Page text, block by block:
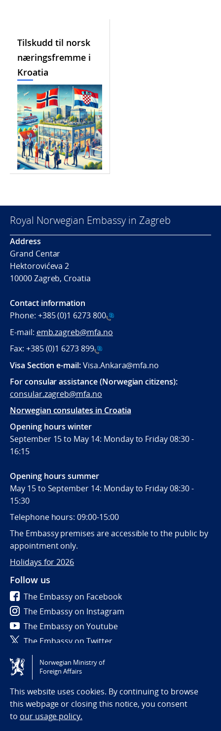
Tilskudd til norsk
næringsfremme i
Kroatia
Royal Norwegian Embassy in Zagreb
Address
Grand Centar
Hektorovićeva 2
10000 Zagreb, Croatia
Contact information
Phone: +385 (0)1 6273 800
E-mail: emb.zagreb@mfa.no
Fax: +385 (0)1 6273 899
Visa Section e-mail:Visa.Ankara@mfa.no
For consular assistance (Norwegian citizens):
consular.zagreb@mfa.no
Norwegian consulates in Croatia
Opening hours winter
September 15 to May 14: Monday to Friday 08:30 -
16:15
Opening hours summer
May 15 to September 14: Monday to Friday 08:30 -
15:30
Telephone hours: 09:00-15:00
The Embassy premises are accessible to the public by
appointment only.
Holidays for 2026
Follow us
The Embassy on Facebook
The Embassy on Instagram
The Embassy on Youtube
The Embassy on Twitter
Tilgjengelighetserklæring / Accessibility statement
(NO)
Norwegian Ministry of
Foreign Affairs
This website uses cookies. By continuing to browse
this webpage or closing this notice, you consent
to our usage policy.